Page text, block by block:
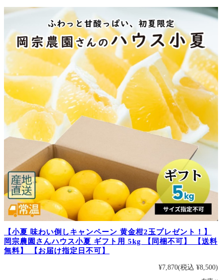
【小夏 味わい倒しキャンペーン 黄金柑2玉プレゼント！】
岡宗農園さんハウス小夏 ギフト用 5kg 【同梱不可】 【送料
無料】 【お届け指定日不可】
¥7,870(税込 ¥8,500)